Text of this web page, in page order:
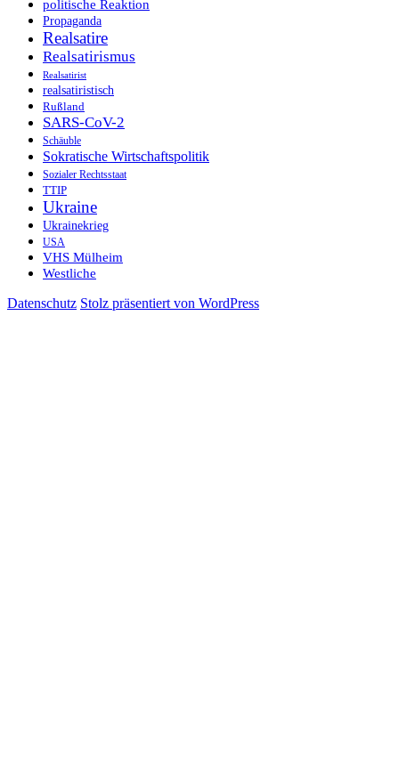
politische Reaktion
Propaganda
Realsatire
Realsatirismus
Realsatirist
realsatiristisch
Rußland
SARS-CoV-2
Schäuble
Sokratische Wirtschaftspolitik
Sozialer Rechtsstaat
TTIP
Ukraine
Ukrainekrieg
USA
VHS Mülheim
Westliche
Datenschutz Stolz präsentiert von WordPress